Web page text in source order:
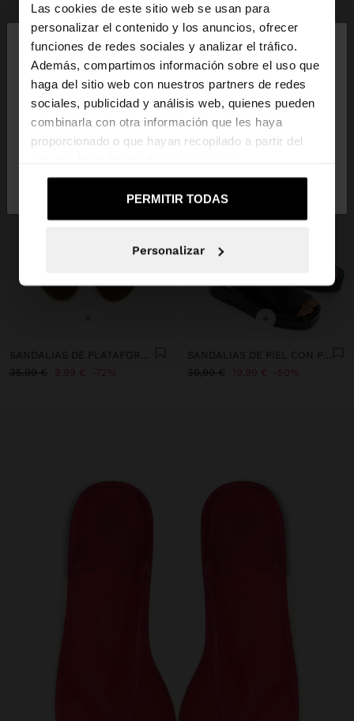
Las cookies de este sitio web se usan para
personalizar el contenido y los anuncios, ofrecer
funciones de redes sociales y analizar el tráfico.
Además, compartimos información sobre el uso que
haga del sitio web con nuestros partners de redes
sociales, publicidad y análisis web, quienes pueden
combinarla con otra información que les haya
proporcionado o que hayan recopilado a partir del
PERMITIR TODAS
Personalizar
hola
Estás accediendo a la web de España. ¿Quieres ir a
la web de United States?
SANDALIAS DE PLATAFORMA CON HEBILLA
35,99 €
9,99 € 72%
SANDALIAS DE PIEL CON PLATAFORMA Y HEBILLA
39,99 €
19,99 € 50%